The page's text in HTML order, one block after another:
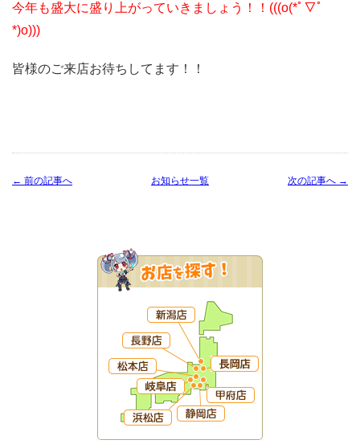
今年も盛大に盛り上がっていきましょう！！(((o(*ﾟ▽ﾟ
*)o)))
皆様のご来店お待ちしてます！！
← 前の記事へ 次の記事へ →
お知らせ一覧